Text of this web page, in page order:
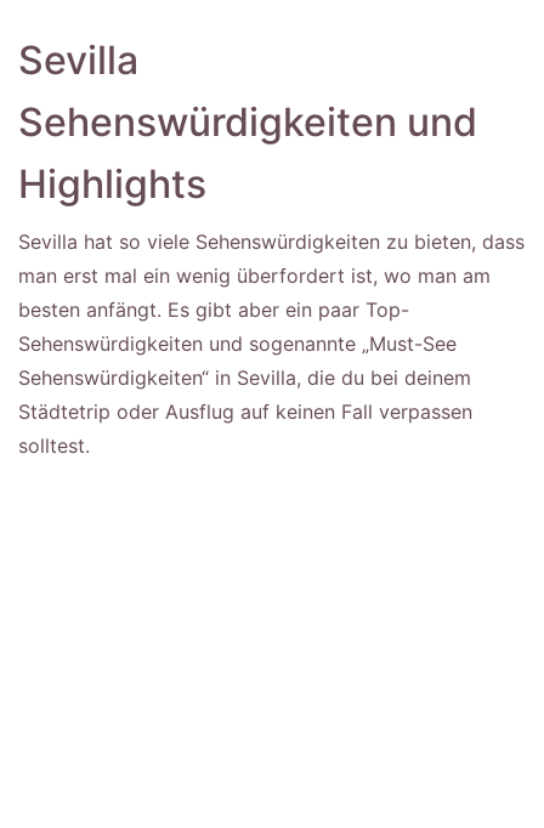
Sevilla
Sehenswürdigkeiten und
Highlights
Sevilla hat so viele Sehenswürdigkeiten zu bieten, dass
man erst mal ein wenig überfordert ist, wo man am
besten anfängt. Es gibt aber ein paar Top-
Sehenswürdigkeiten und sogenannte „Must-See
Sehenswürdigkeiten“ in Sevilla, die du bei deinem
Städtetrip oder Ausflug auf keinen Fall verpassen
solltest.